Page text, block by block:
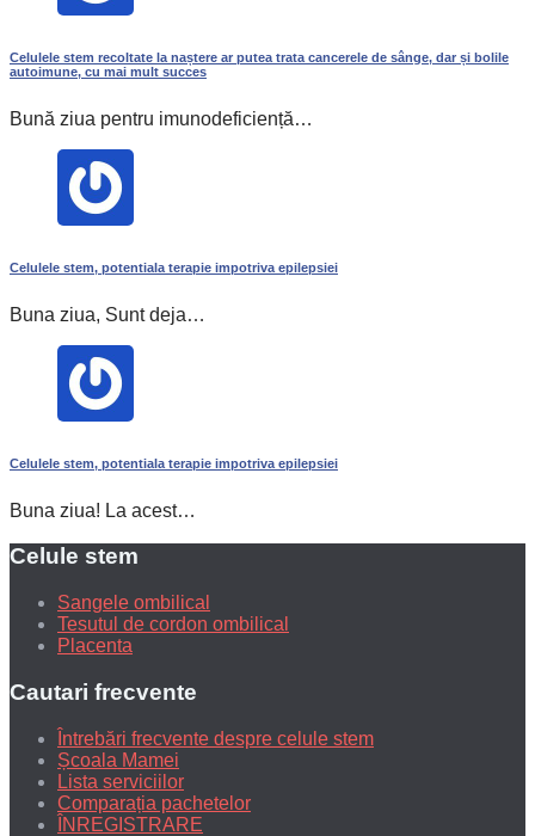
Celulele stem recoltate la naștere ar putea trata cancerele de sânge, dar și bolile
autoimune, cu mai mult succes
Bună ziua pentru imunodeficiență…
Celulele stem, potentiala terapie impotriva epilepsiei
Buna ziua, Sunt deja…
Celulele stem, potentiala terapie impotriva epilepsiei
Buna ziua! La acest…
Celule stem
Sangele ombilical
Tesutul de cordon ombilical
Placenta
Cautari frecvente
Întrebări frecvente despre celule stem
Școala Mamei
Lista serviciilor
Comparația pachetelor
ÎNREGISTRARE